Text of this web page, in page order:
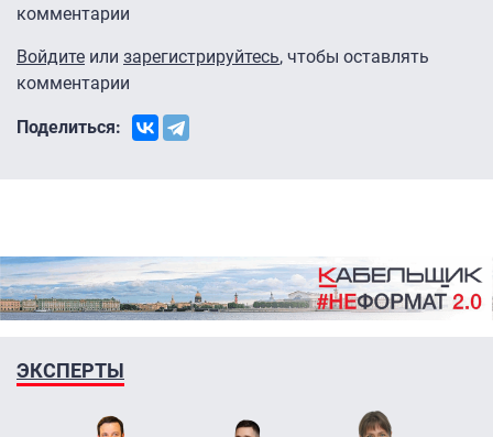
комментарии
Войдите или зарегистрируйтесь, чтобы оставлять
комментарии
Поделиться:
ЭКСПЕРТЫ